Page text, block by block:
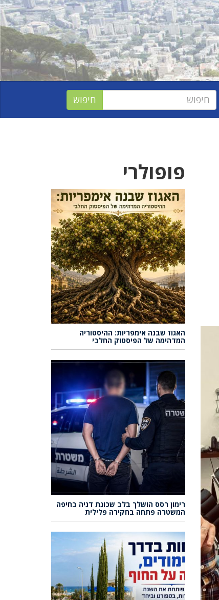
פופולרי
האגוז שבנה אימפריות: ההיסטוריה
המדהימה של הפיסטוק החלבי
רימון רסס הושלך בלב שכונת דניה בחיפה
המשטרה פתחה בחקירה פלילית